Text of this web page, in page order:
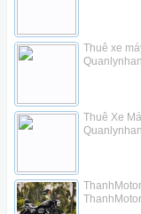
Thuê xe
Thuê Xe
ThanhMotor